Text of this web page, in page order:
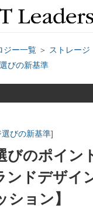
ジー一覧 ＞ ストレージ
びの新基準
びの新基準
びのポイン
ンドデザイ
ョン】